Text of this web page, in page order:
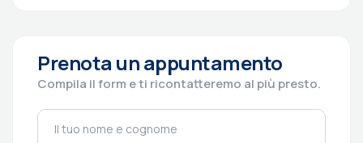
Prenota un appuntamento
Compila il form e ti ricontatteremo al più presto.